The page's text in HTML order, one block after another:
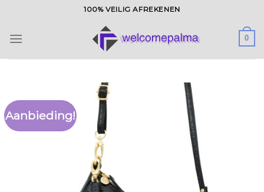
inhoud
100% VEILIG AFREKENEN
0
Aanbieding!